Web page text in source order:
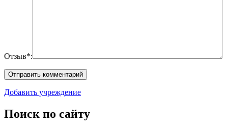
Отзыв*:
Добавить учреждение
Поиск по сайту